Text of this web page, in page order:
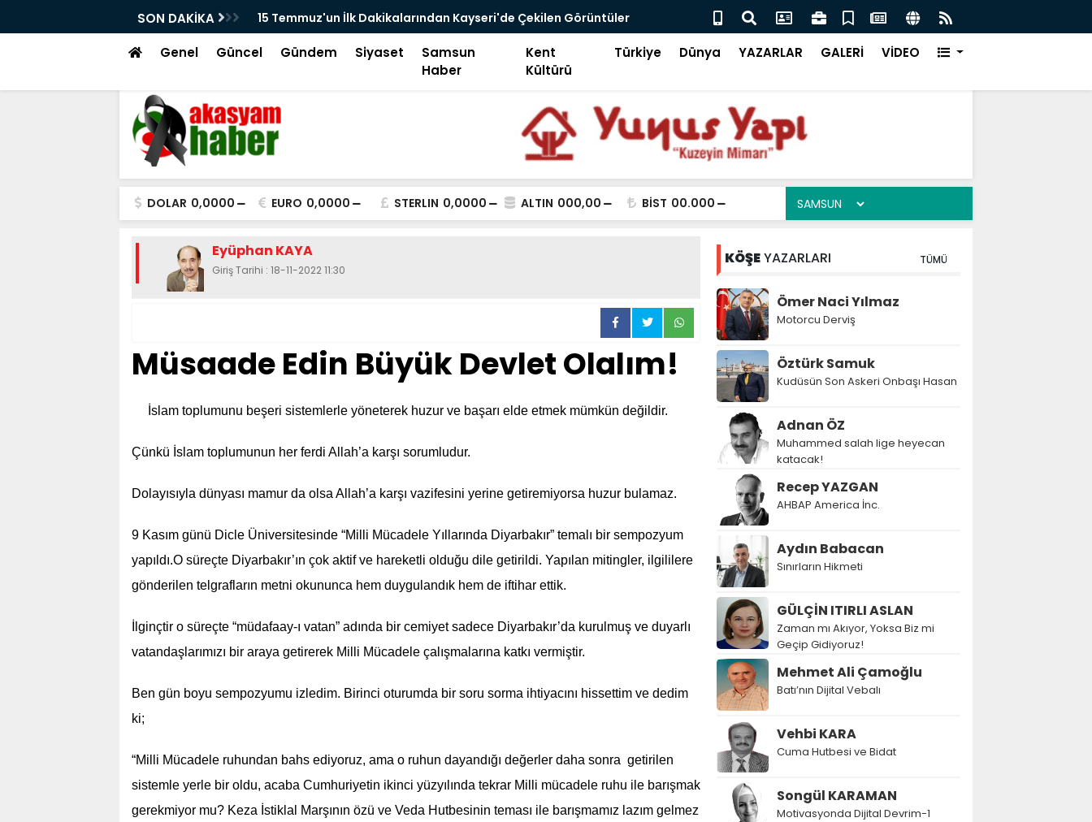
SON DAKİKA
Kayseri'de Çekilen Görüntüler
Meydandaki Çağrısı Kamerada
Beğeni Avcılığı, Ego Enflasyonu ve Çelişkiler Çağı İFAM'da Büyük İcazet Heyecanı
Genel Güncel Gündem Siyaset
Samsun
Haber
Kent
Kültürü
Türkiye Dünya YAZARLAR GALERİ VİDEO
DOLAR 0,0000 EURO 0,0000 STERLIN 0,0000 ALTIN 000,00 BİST 00.000
Eyüphan KAYA
Giriş Tarihi : 18-11-2022 11:30
Müsaade Edin Büyük Devlet Olalım!
İslam toplumunu beşeri sistemlerle yöneterek huzur ve başarı elde etmek mümkün değildir.
Çünkü İslam toplumunun her ferdi Allah’a karşı sorumludur.
Dolayısıyla dünyası mamur da olsa Allah’a karşı vazifesini yerine getiremiyorsa huzur bulamaz.
9 Kasım günü Dicle Üniversitesinde “Milli Mücadele Yıllarında Diyarbakır” temalı bir sempozyum
yapıldı.O süreçte Diyarbakır’ın çok aktif ve hareketli olduğu dile getirildi. Yapılan mitingler, ilgililere
gönderilen telgrafların metni okununca hem duygulandık hem de iftihar ettik.
İlginçtir o süreçte “müdafaay-ı vatan” adında bir cemiyet sadece Diyarbakır’da kurulmuş ve duyarlı
vatandaşlarımızı bir araya getirerek Milli Mücadele çalışmalarına katkı vermiştir.
Ben gün boyu sempozyumu izledim. Birinci oturumda bir soru sorma ihtiyacını hissettim ve dedim
ki;
“Milli Mücadele ruhundan bahs ediyoruz, ama o ruhun dayandığı değerler daha sonra getirilen
sistemle yerle bir oldu, acaba Cumhuriyetin ikinci yüzyılında tekrar Milli mücadele ruhu ile barışmak
gerekmiyor mu? Keza İstiklal Marşının özü ve Veda Hutbesinin teması ile barışmamız lazım gelmez
KÖŞEYAZARLARI TÜMÜ
Ömer Naci Yılmaz
Motorcu Derviş
Öztürk Samuk
Kudüsün Son Askeri Onbaşı Hasan
Adnan ÖZ
Muhammed salah lige heyecan
katacak!
Recep YAZGAN
AHBAP America İnc.
Aydın Babacan
Sınırların Hikmeti
GÜLÇİN ITIRLI ASLAN
Zaman mı Akıyor, Yoksa Biz mi
Geçip Gidiyoruz!
Mehmet Ali Çamoğlu
Batı’nın Dijital Vebalı
Vehbi KARA
Cuma Hutbesi ve Bidat
Songül KARAMAN
Motivasyonda Dijital Devrim-1